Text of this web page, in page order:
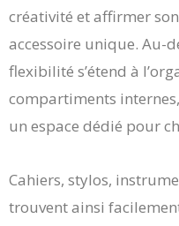
créativité et affirmer
accessoire unique. Au-
flexibilité s’étend à
compartiments
un espace dédié pour
Cahiers, stylos,
trouvent ainsi